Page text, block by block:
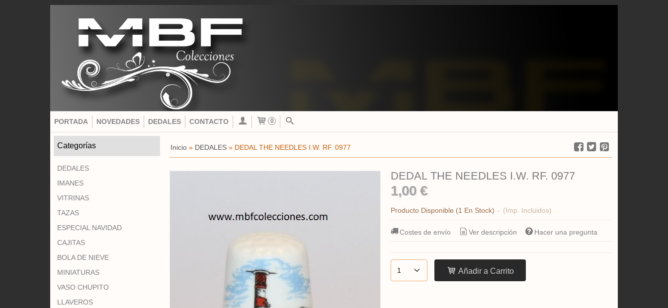
PORTADA NOVEDADES DEDALES CONTACTO 0
Categorías
DEDALES
IMANES
VITRINAS
TAZAS
ESPECIAL NAVIDAD
CAJITAS
BOLA DE NIEVE
MINIATURAS
VASO CHUPITO
LLAVEROS
Inicio» DEDALES» DEDAL THE NEEDLES I.W. RF. 0977
DEDAL THE NEEDLES I.W. RF. 0977
1,00 €
Producto Disponible (1 En Stock) - (Imp. Incluidos)
Costes de envío Ver descripción Hacer una pregunta
Añadir a Carrito